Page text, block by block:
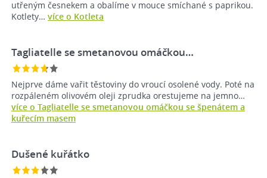
utřeným česnekem a obalíme v mouce smíchané s paprikou.
Kotlety… více o Kotleta
Tagliatelle se smetanovou omáčkou…
Nejprve dáme vařit těstoviny do vroucí osolené vody. Poté na
rozpáleném olivovém oleji zprudka orestujeme na jemno…
více o Tagliatelle se smetanovou omáčkou se špenátem a
kuřecím masem
Dušené kuřátko